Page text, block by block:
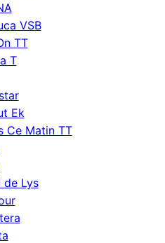
VSB
TT
T
Ek
Ce Matin TT
de Lys